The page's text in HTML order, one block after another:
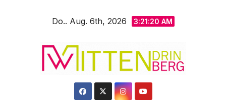
Do.. Aug. 6th, 2026 3:21:21 AM